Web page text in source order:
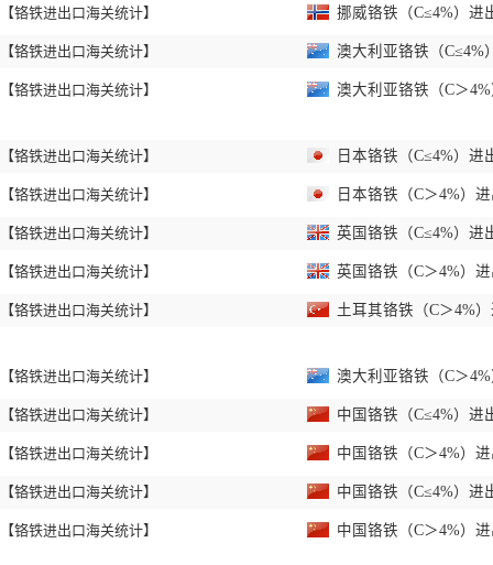
【铬铁进出口海关统计】
【铬铁进出口海关统计】
【铬铁进出口海关统计】
【铬铁进出口海关统计】
【铬铁进出口海关统计】
【铬铁进出口海关统计】
【铬铁进出口海关统计】
【铬铁进出口海关统计】
【铬铁进出口海关统计】
【铬铁进出口海关统计】
【铬铁进出口海关统计】
【铬铁进出口海关统计】
【铬铁进出口海关统计】
挪威铬铁（C≤4%）进
澳大利亚铬铁（C≤4%
澳大利亚铬铁（C＞
日本铬铁（C≤4%）进
日本铬铁（C＞4%）
英国铬铁（C≤4%）进
英国铬铁（C＞4%）
土耳其铬铁（C＞4%
澳大利亚铬铁（C＞
中国铬铁（C≤4%）进
中国铬铁（C＞4%）
中国铬铁（C≤4%）进
中国铬铁（C＞4%）